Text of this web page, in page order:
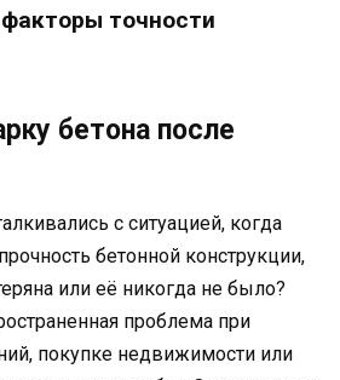
точности
бетона после
с ситуацией, когда
бетонной конструкции,
или её никогда не было?
проблема при
покупке недвижимости или